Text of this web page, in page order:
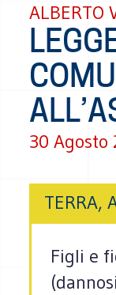
ALBERTO
30 Agosto
TERRA,
Figli e